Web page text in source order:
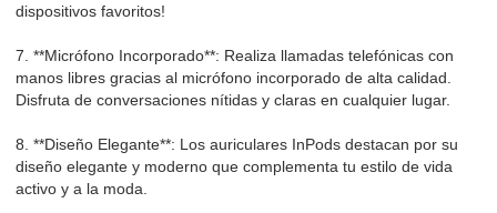
dispositivos favoritos!
7. **Micrófono Incorporado**: Realiza llamadas telefónicas con
manos libres gracias al micrófono incorporado de alta calidad.
Disfruta de conversaciones nítidas y claras en cualquier lugar.
8. **Diseño Elegante**: Los auriculares InPods destacan por su
diseño elegante y moderno que complementa tu estilo de vida
activo y a la moda.